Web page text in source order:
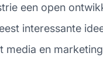
een open
interessante
media en